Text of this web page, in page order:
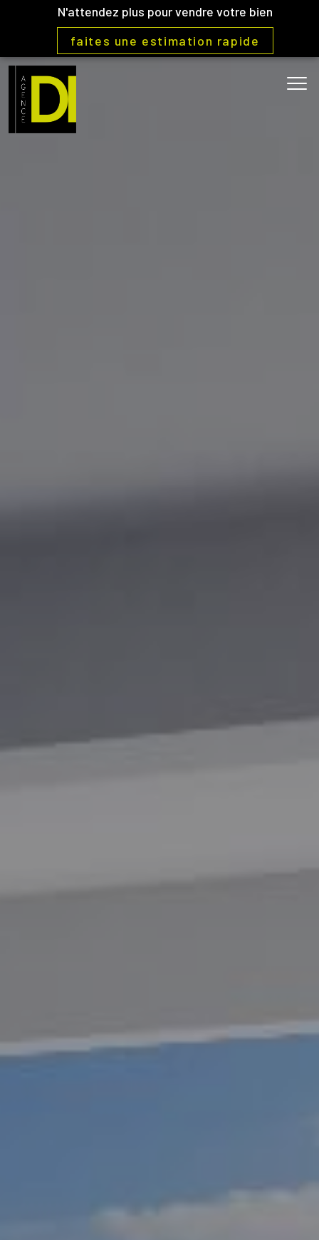
N'attendez plus pour vendre votre bien
faites une estimation rapide